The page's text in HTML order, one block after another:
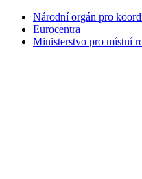
Národní orgán pro
Eurocentra
Ministerstvo pro místní